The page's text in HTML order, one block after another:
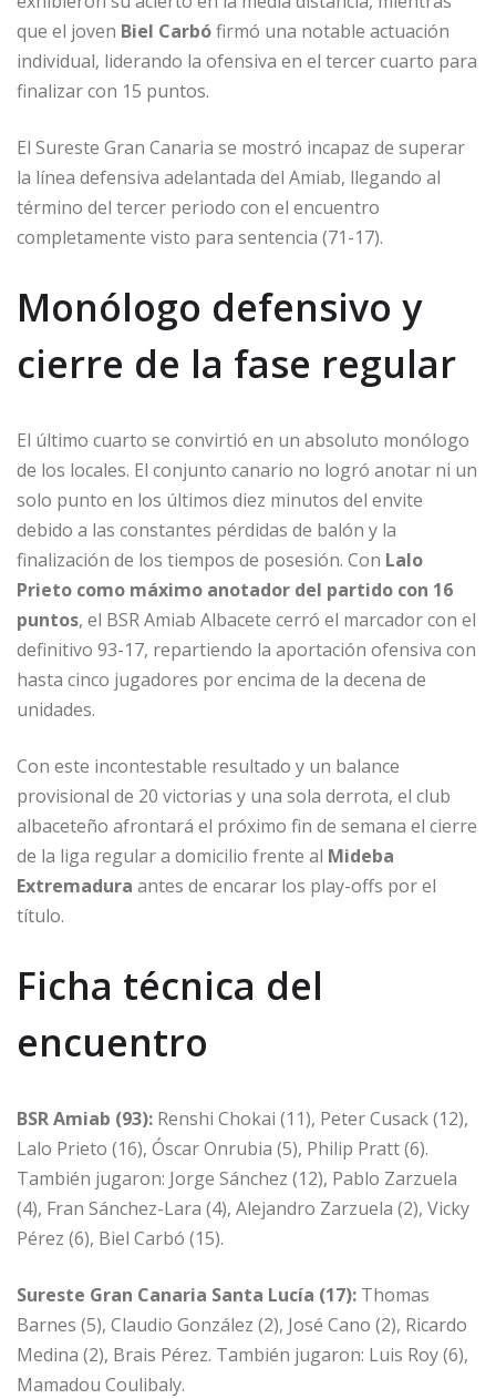
que el joven Biel Carbófirmó una notable actuación
individual, liderando la ofensiva en el tercer cuarto para
finalizar con 15 puntos.
El Sureste Gran Canaria se mostró incapaz de superar
la línea defensiva adelantada del Amiab, llegando al
término del tercer periodo con el encuentro
completamente visto para sentencia (71-17).
Monólogo defensivo y
cierre de la fase regular
El último cuarto se convirtió en un absoluto monólogo
de los locales. El conjunto canario no logró anotar ni un
solo punto en los últimos diez minutos del envite
debido a las constantes pérdidas de balón y la
finalización de los tiempos de posesión. Con Lalo
Prieto como máximo anotador del partido con 16
puntos, el BSR Amiab Albacete cerró el marcador con el
definitivo 93-17, repartiendo la aportación ofensiva con
hasta cinco jugadores por encima de la decena de
unidades.
Con este incontestable resultado y un balance
provisional de 20 victorias y una sola derrota, el club
albaceteño afrontará el próximo fin de semana el cierre
de la liga regular a domicilio frente al Mideba
Extremadura antes de encarar los play-offs por el
título.
Ficha técnica del
encuentro
BSR Amiab (93): Renshi Chokai (11), Peter Cusack (12),
Lalo Prieto (16), Óscar Onrubia (5), Philip Pratt (6).
También jugaron: Jorge Sánchez (12), Pablo Zarzuela
(4), Fran Sánchez-Lara (4), Alejandro Zarzuela (2), Vicky
Pérez (6), Biel Carbó (15).
Sureste Gran Canaria Santa Lucía (17): Thomas
Barnes (5), Claudio González (2), José Cano (2), Ricardo
Medina (2), Brais Pérez. También jugaron: Luis Roy (6),
Mamadou Coulibaly.